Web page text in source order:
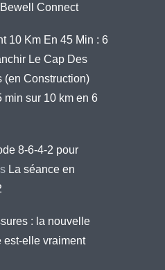
Connect
10 Km En 45 Min : 6
Le Cap Des
(en Construction)
min sur 10 km en 6
8-6-4-2 pour
La séance en
: la nouvelle
est-elle vraiment